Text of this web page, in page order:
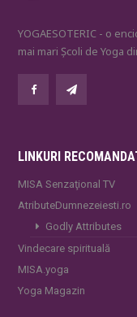
YOGAESOTERIC - o
mai mari Școli de Yoga
LINKURI
MISA Senzaţional TV
AtributeDumnezeiesti.ro
Godly Attributes
Vindecare spirituală
MISA.yoga
Yoga Magazin